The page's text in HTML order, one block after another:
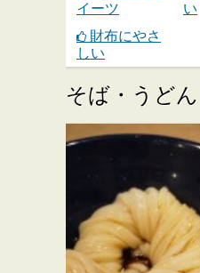
イーツ
い
財布にやさ
しい
そば・うどん